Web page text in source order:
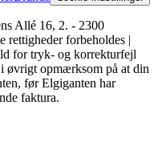
Allé 16, 2. - 2300
forbeholdes |
for tryk- og korrekturfejl
øvrigt opmærksom på at din
før Elgiganten har
faktura.